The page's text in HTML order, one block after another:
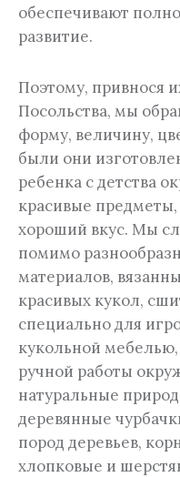
обеспечивают
развитие.
Поэтому, привнося
Посольства, мы
форму, величину,
были они
ребенка с детства
красивые
хороший вкус. Мы
помимо
материалов,
красивых кукол,
специально для
кукольной
ручной работы
натуральные
деревянные
пород деревьев,
хлопковые и